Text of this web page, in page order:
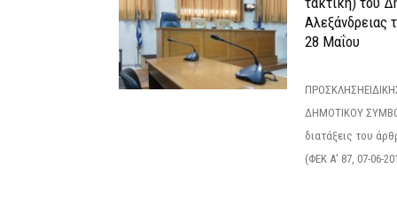
Αλεξάνδρειας
28 Μαΐου
ΔΗΜΟΤΙΚΟΥ
διατάξεις του
(ΦΕΚ Α’ 87, 07-06-